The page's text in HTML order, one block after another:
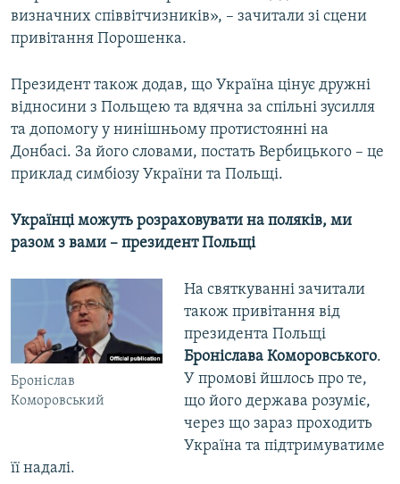
визначних співвітчизників», – зачитали зі сцени
привітання Порошенка.
Президент також додав, що Україна цінує дружні
відносини з Польщею та вдячна за спільні зусилля
та допомогу у нинішньому протистоянні на
Донбасі. За його словами, постать Вербицького – це
приклад симбіозу України та Польщі.
Українці можуть розраховувати на поляків, ми
разом з вами – президент Польщі
Броніслав
Коморовський
На святкуванні зачитали
також привітання від
президента Польщі
Броніслава Коморовського.
У промові йшлось про те,
що його держава розуміє,
через що зараз проходить
Україна та підтримуватиме
її надалі.